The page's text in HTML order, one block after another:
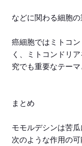
などに関わる細胞の
癌細胞ではミトコ
く、ミトコンドリ
究でも重要なテーマ
まとめ
モモルデシンは苦
次のような作用の可